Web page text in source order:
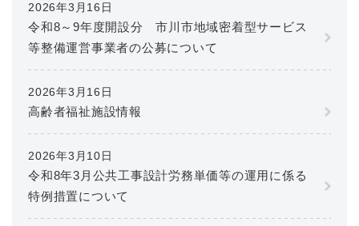
2026年3月16日
令和8～9年度開設分 市川市地域密着型サービス
等整備運営事業者の公募について
2026年3月16日
高齢者福祉施設情報
2026年3月10日
令和8年3月公共工事設計労務単価等の運用に係る
特例措置について